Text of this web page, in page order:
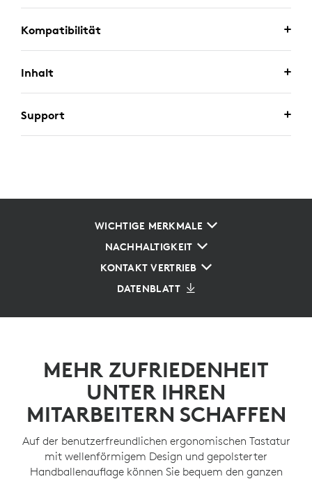
Kompatibilität
Inhalt
Support
WICHTIGE MERKMALE
NACHHALTIGKEIT
KONTAKT VERTRIEB
DATENBLATT
MEHR ZUFRIEDENHEIT
UNTER IHREN
MITARBEITERN SCHAFFEN
Auf der benutzerfreundlichen ergonomischen Tastatur
mit wellenförmigem Design und gepolsterter
Handballenauflage können Sie bequem den ganzen